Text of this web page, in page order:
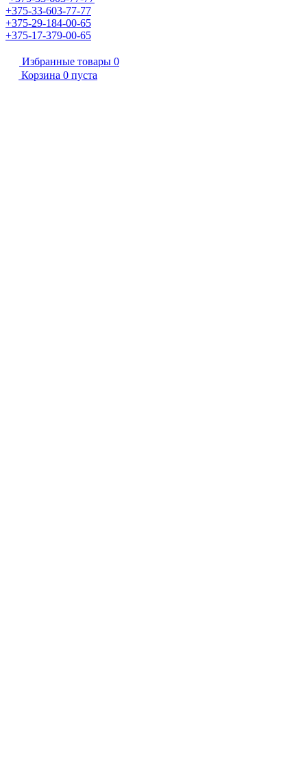
+375-33-603-77-77
+375-29-184-00-65
+375-17-379-00-65
Избранные товары 0
Корзина 0 пуста